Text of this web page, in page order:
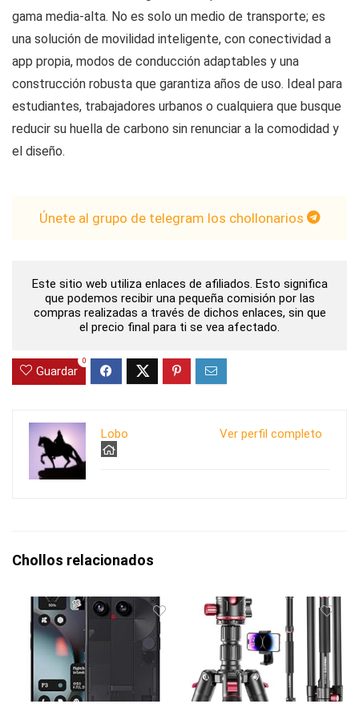
gama media-alta. No es solo un medio de transporte; es
una solución de movilidad inteligente, con conectividad a
app propia, modos de conducción adaptables y una
construcción robusta que garantiza años de uso. Ideal para
estudiantes, trabajadores urbanos o cualquiera que busque
reducir su huella de carbono sin renunciar a la comodidad y
el diseño.
Únete al grupo de telegram los chollonarios
Este sitio web utiliza enlaces de afiliados. Esto significa
que podemos recibir una pequeña comisión por las
compras realizadas a través de dichos enlaces, sin que
el precio final para ti se vea afectado.
Guardar
0
Ver perfil completo
Lobo
Chollos relacionados